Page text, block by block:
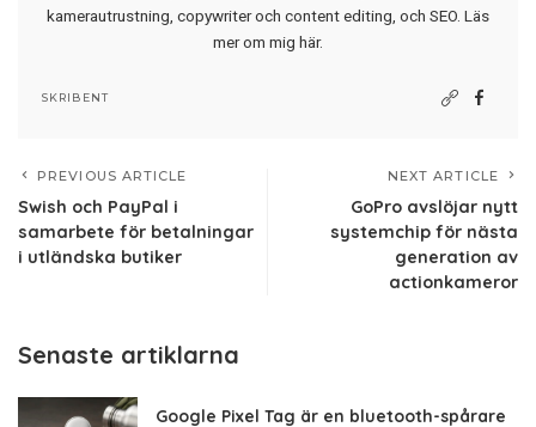
kamerautrustning, copywriter och content editing, och SEO. Läs
mer om mig här.
SKRIBENT
PREVIOUS ARTICLE
Swish och PayPal i
samarbete för betalningar
i utländska butiker
NEXT ARTICLE
GoPro avslöjar nytt
systemchip för nästa
generation av
actionkameror
Senaste artiklarna
Google Pixel Tag är en bluetooth-spårare